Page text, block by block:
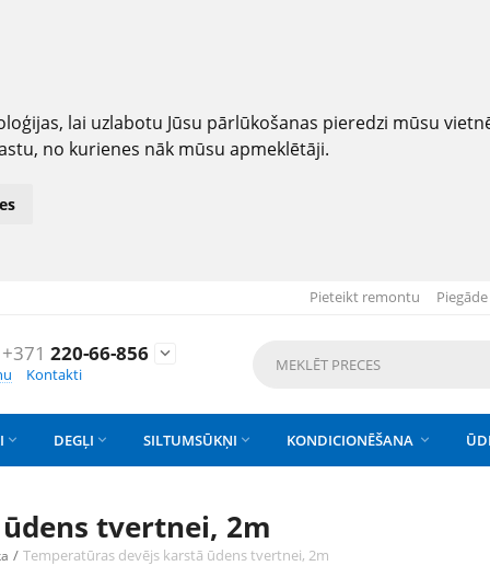
lai uzlabotu Jūsu pārlūkošanas pieredzi mūsu
no kurienes nāk mūsu apmeklētāji.
Pieteikt remontu
+371 220-66-856

Kontakti
 DEGĻI  SILTUMSŪKŅI  KONDICIONĒŠANA 
tvertnei, 2m
/ Temperatūras devējs karstā ūdens tvertnei, 2m